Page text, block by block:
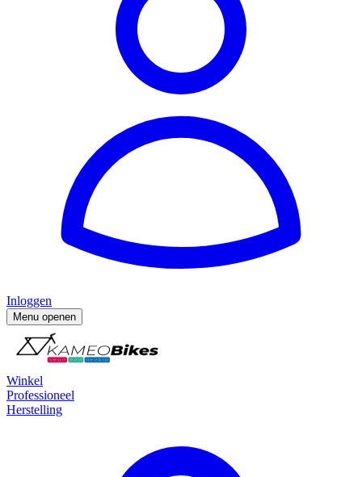
Inloggen
Menu openen
Winkel
Professioneel
Herstelling